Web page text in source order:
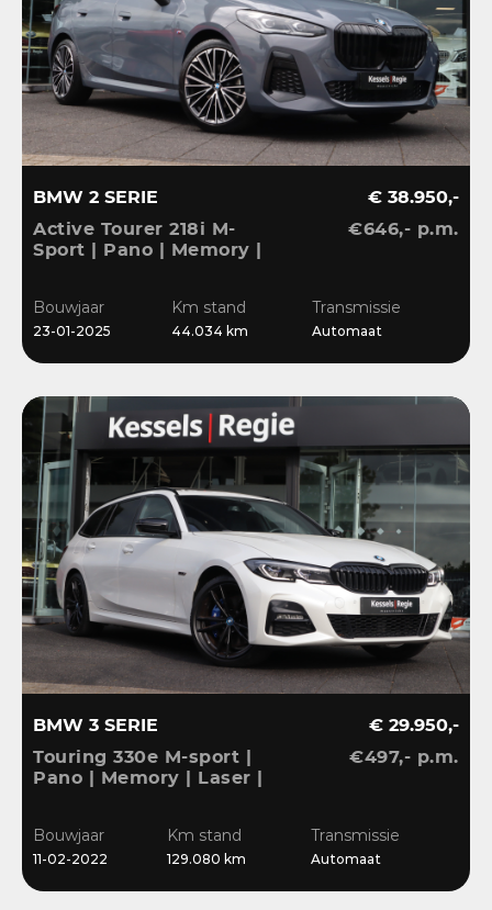
BMW 2 SERIE
Active Tourer 218i M-
Sport | Pano | Memory |
€ 38.950,-
€646,- p.m.
Bouwjaar
23-01-2025
Km stand
44.034 km
Transmissie
Automaat
BMW 3 SERIE
Touring 330e M-sport |
Pano | Memory | Laser |
Bliss | Ambient | Pearl
White
€ 29.950,-
€497,- p.m.
Bouwjaar
11-02-2022
Km stand
129.080 km
Transmissie
Automaat